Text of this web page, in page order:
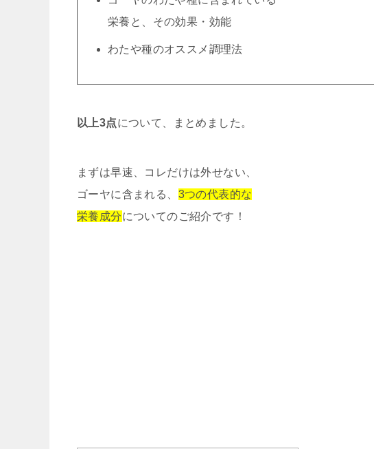
栄養と、その効果・効能
わたや種のオススメ調理法
以上3点について、まとめました。
まずは早速、コレだけは外せない、
ゴーヤに含まれる、 3つの代表的な
栄養成分についてのご紹介です！